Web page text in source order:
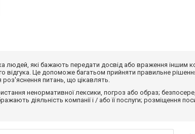
людей, які бажають передати досвід або враження
відгука. Це допоможе багатьом прийняти правильне
питань, що цікавлять.
ненормативної лексики, погроз або образ;
діяльність компанії і / або її послуги; розміщення